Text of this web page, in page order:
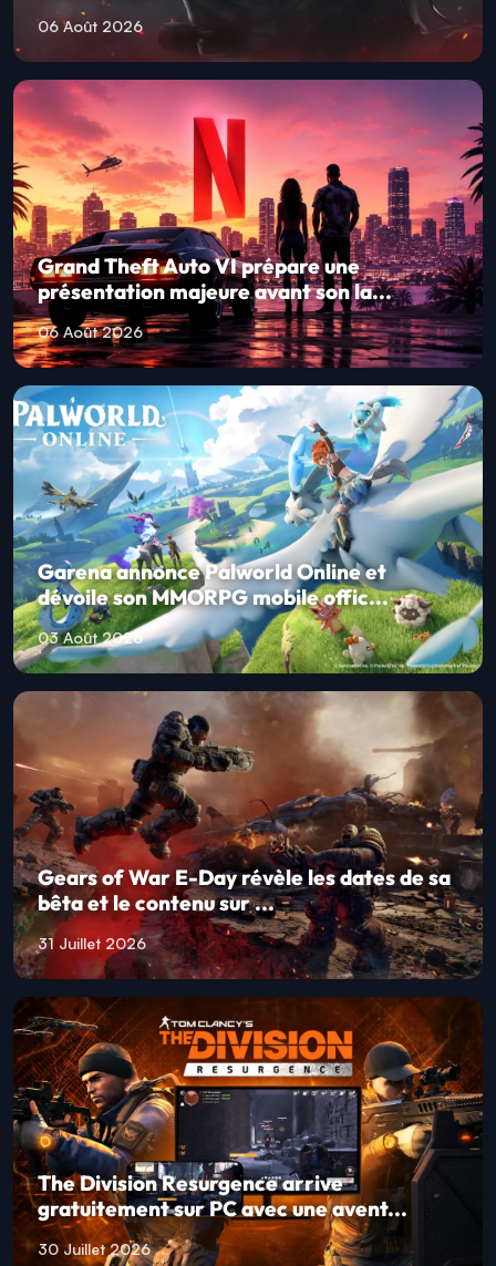
06 Août 2026
Grand Theft Auto VI prépare une
présentation majeure avant son la...
06 Août 2026
Garena annonce Palworld Online et
dévoile son MMORPG mobile offic...
03 Août 2026
Gears of War E-Day révèle les dates de sa
bêta et le contenu sur ...
31 Juillet 2026
The Division Resurgence arrive
gratuitement sur PC avec une avent...
30 Juillet 2026